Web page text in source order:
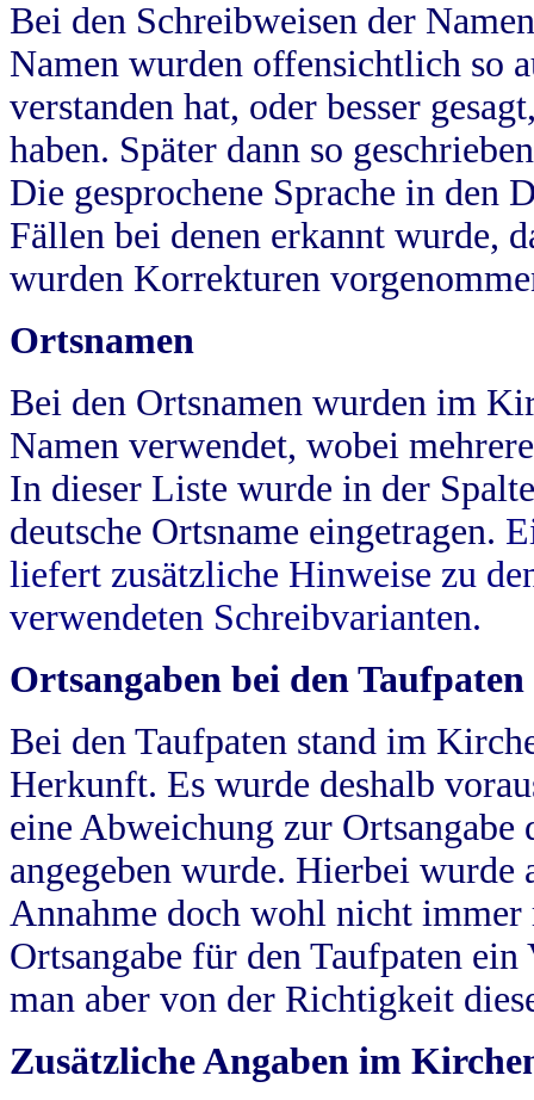
Bei den Schreibweisen der
Namen wurden offensichtlich so
verstanden hat, oder besser
haben. Später dann so
Die gesprochene Sprache in
Fällen bei denen erkannt wurde,
wurden Korrekturen
Ortsnamen
Bei den Ortsnamen wurden im
Namen verwendet, wobei
In dieser Liste wurde in der
deutsche Ortsname eingetragen.
liefert zusätzliche Hinweise zu
verwendeten Schreibvarianten.
Ortsangaben bei den Taufpaten
Bei den Taufpaten stand im
Herkunft. Es wurde deshalb
eine Abweichung zur
angegeben wurde. Hierbei wurde
Annahme doch wohl nicht
Ortsangabe für den Taufpaten
man aber von der Richtigkeit
Zusätzliche Angaben im